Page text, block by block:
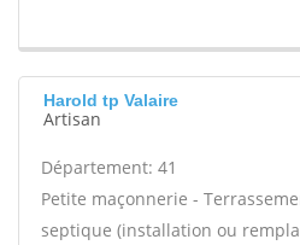
Harold tp Valaire
Artisan
Département: 41
Petite maçonnerie -
septique (installation ou